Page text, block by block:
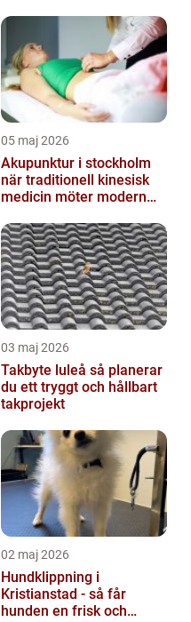
05 maj 2026
Akupunktur i stockholm
när traditionell kinesisk
medicin möter modern
03 maj 2026
Takbyte luleå så planerar
du ett tryggt och hållbart
takprojekt
02 maj 2026
Hundklippning i
Kristianstad - så får
hunden en frisk och